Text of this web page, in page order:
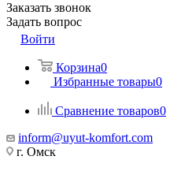
Заказать звонок
Задать вопрос
Войти
Корзина0
Избранные товары0
Сравнение товаров0
inform@uyut-komfort.com
г. Омск